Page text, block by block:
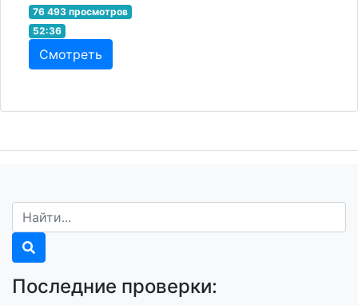
76 493 просмотров
52:36
Смотреть
Последние проверки: